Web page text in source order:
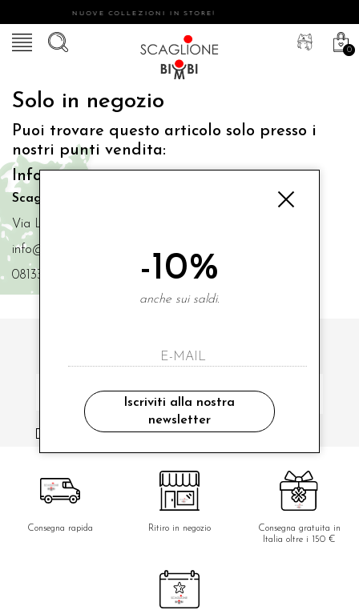
NUOVE COLLEZIONI IN STORE!
0
Solo in negozio
Puoi trovare questo articolo solo presso i
nostri punti vendita:
Info contatti
Scaglione Bimbi di Iacono Maria Angela
Via Luigi Mazzella,73 80077 Ischia
info@scaglionebimbi.com
0813331162
ISCRIVITI ALLA NOSTRA NEWSLETTER
ho letto ed accettato le condizioni sulla privacy.
Consegna rapida Ritiro in negozio
Consegna gratuita in
Italia oltre i 150 €
-10%
anche sui saldi.
Iscriviti alla nostra
newsletter